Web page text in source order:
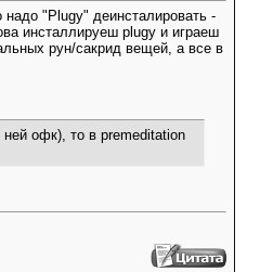
"Plugy" деинсталировать -
инсталлируеш plugy и играеш
рун/сакрид вещей, а все в
офк), то в premeditation